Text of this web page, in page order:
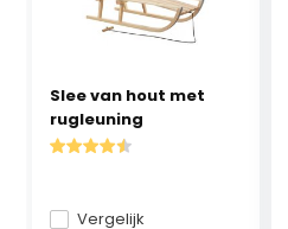
Slee van hout met
rugleuning
Vergelijk